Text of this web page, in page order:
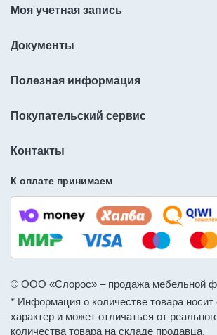
Моя учетная запись
Документы
Полезная информация
Покупательский сервис
Контакты
К оплате принимаем
© ООО «Слорос» – продажа мебельной
* Информация о количестве товара
характер и может отличаться от
количества товара на складе продавца.